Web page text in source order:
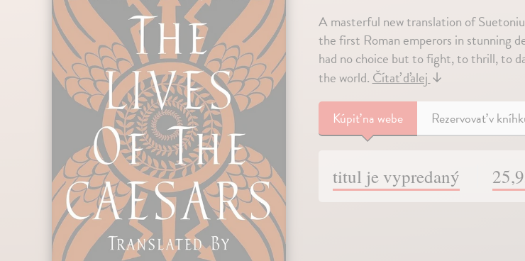
A masterful new translation of
the first Roman emperors in stunning
had no choice but to fight, to thrill, to
the world.Čítať ďalej↓
Kúpiťna webe Rezervovať v
titul je vypredaný